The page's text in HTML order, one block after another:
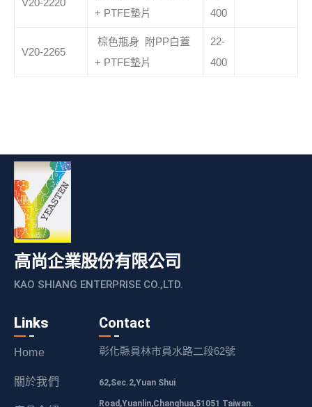
V20-2220
+ PTFE墊片
400
V20-2265
棕色瓶身 附PP白蓋
+ PTFE墊片
22-
400
高尚企業股份有限公司
KAO SHIANG ENTERPRISE CO.,LTD.
Links
Home
關於我們
Contact
彰化縣員林市員水路二段62號
62,Sec.2,Yuan Shui
Road,Yuanlin,Changhua,51051 Taiwan.